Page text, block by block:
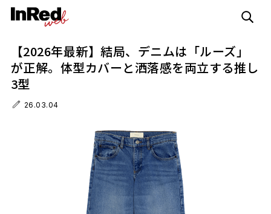
【2026年最新】結局、デニムは「ルーズ」
が正解。体型カバーと洒落感を両立する推し
3型
26.03.04